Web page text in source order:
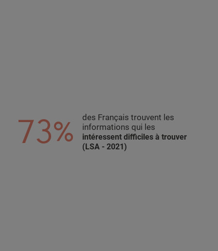
73%
des Français trouvent les
informations qui les
intéressent difficiles à trouver
(LSA - 2021)